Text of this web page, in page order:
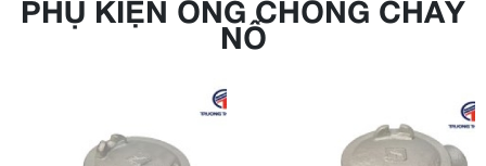
PHỤ KIỆN ỐNG CHỐNG CHÁY
NỔ